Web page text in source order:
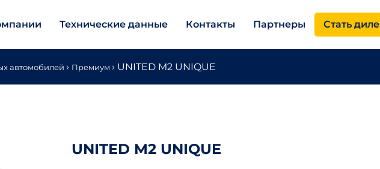
Технические данные Контакты Партнеры Стать
автомобилей › Премиум › UNITED M2 UNIQUE
UNITED M2 UNIQUE